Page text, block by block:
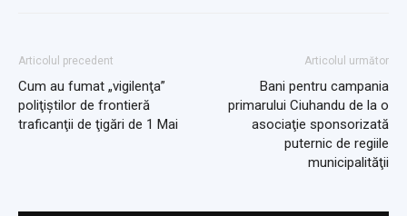
Articolul precedent
Cum au fumat „vigilenţa”
poliţiştilor de frontieră
traficanţii de ţigări de 1 Mai
Articolul următor
Bani pentru campania
primarului Ciuhandu de la o
asociaţie sponsorizată
puternic de regiile
municipalităţii